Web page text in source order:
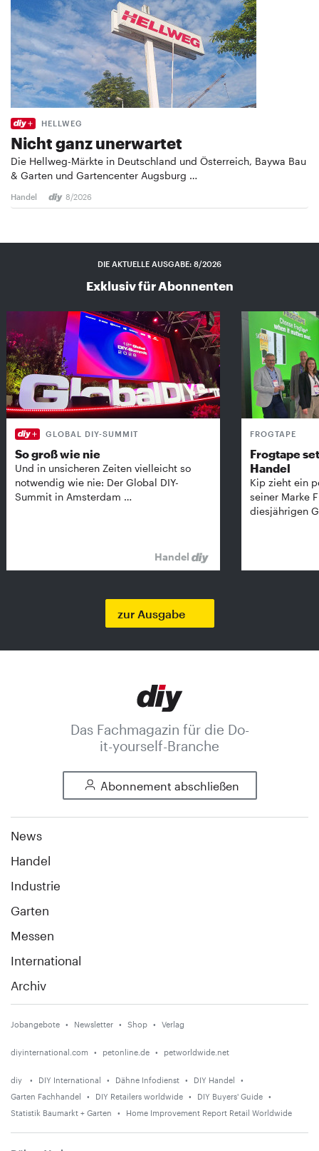
HELLWEG
Nicht ganz unerwartet
Die Hellweg-Märkte in Deutschland und Österreich, Baywa Bau
& Garten und Gartencenter Augsburg …
Handel 8/2026
DIE AKTUELLE AUSGABE: 8/2026
Exklusiv für Abonnenten
GLOBAL DIY-SUMMIT
So groß wie nie
Und in unsicheren Zeiten vielleicht so
notwendig wie nie: Der Global DIY-
Summit in Amsterdam …
Handel
FROGTAPE
Frogtape
Handel
Kip zieht ein
seiner Marke
diesjährigen
zur Ausgabe
Das Fachmagazin für die Do-
it-yourself-Branche
Abonnement abschließen
News
Handel
Industrie
Garten
Messen
International
Archiv
Jobangebote Newsletter Shop Verlag
diyinternational.com petonline.de petworldwide.net
diy DIY International Dähne Infodienst
DIY Handel
Garten Fachhandel
DIY Retailers worldwide
DIY Buyers' Guide
Statistik Baumarkt + Garten
Home Improvement Report Retail Worldwide